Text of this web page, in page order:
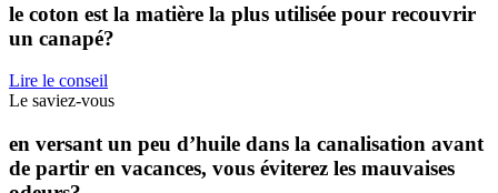
le coton est la matière la plus utilisée pour recouvrir
un canapé?
Lire le conseil
Le saviez-vous
en versant un peu d’huile dans la canalisation avant
de partir en vacances, vous éviterez les mauvaises